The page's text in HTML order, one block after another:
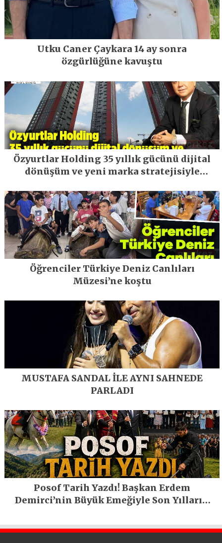
Utku Caner Çaykara 14 ay sonra
özgürlüğüne kavuştu
Özyurtlar Holding 35 yıllık gücünü dijital
dönüşüm ve yeni marka stratejisiyle
Öğrenciler Türkiye Deniz Canlıları
Müzesi’ne koştu
MUSTAFA SANDAL İLE AYNI SAHNEDE
PARLADI
Posof Tarih Yazdı! Başkan Erdem
Demirci’nin Büyük Emeğiyle Son Yılların